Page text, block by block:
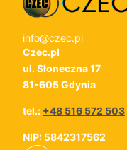
info@czec.pl
Czec.pl
ul. Słoneczna 17
81-605 Gdynia
tel.: +48 516 572 503
NIP: 5842317562